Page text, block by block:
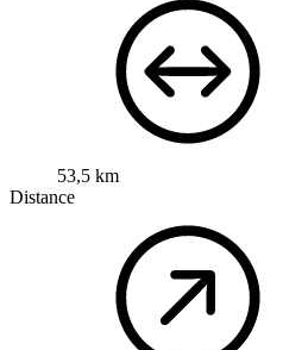
53,5 km
Distance